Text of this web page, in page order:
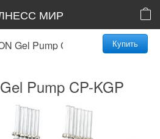
МИР
Pump CP-KGP Купить
Pump CP-KGP